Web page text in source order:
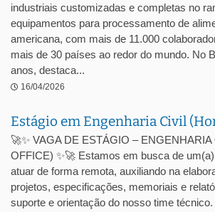
industriais customizadas e completas no
equipamentos para processamento de
americana, com mais de 11.000
mais de 30 países ao redor do mundo. No
anos, destaca...
16/04/2026
Estágio em Engenharia Civil
🚀✨ VAGA DE ESTÁGIO –
OFFICE) ✨🚀 Estamos em busca de
atuar de forma remota, auxiliando na
projetos, especificações, memoriais e
suporte e orientação do nosso time técnico.